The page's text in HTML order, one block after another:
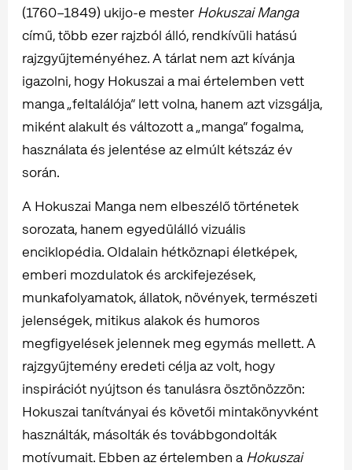
(1760–1849) ukijo-e mester Hokuszai Manga
című, több ezer rajzból álló, rendkívüli hatású
rajzgyűjteményéhez. A tárlat nem azt kívánja
igazolni, hogy Hokuszai a mai értelemben vett
manga „feltalálója” lett volna, hanem azt vizsgálja,
miként alakult és változott a „manga” fogalma,
használata és jelentése az elmúlt kétszáz év
során.
A Hokuszai Manga nem elbeszélő történetek
sorozata, hanem egyedülálló vizuális
enciklopédia. Oldalain hétköznapi életképek,
emberi mozdulatok és arckifejezések,
munkafolyamatok, állatok, növények, természeti
jelenségek, mitikus alakok és humoros
megfigyelések jelennek meg egymás mellett. A
rajzgyűjtemény eredeti célja az volt, hogy
inspirációt nyújtson és tanulásra ösztönözzön:
Hokuszai tanítványai és követői mintakönyvként
használták, másolták és továbbgondolták
motívumait. Ebben az értelemben aHokuszai